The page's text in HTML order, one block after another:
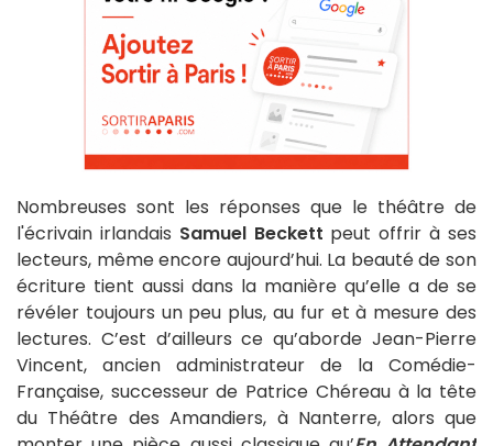
Nombreuses sont les réponses que le théâtre de
l'écrivain irlandais Samuel Beckett peut offrir à ses
lecteurs, même encore aujourd’hui. La beauté de son
écriture tient aussi dans la manière qu’elle a de se
révéler toujours un peu plus, au fur et à mesure des
lectures. C’est d’ailleurs ce qu’aborde Jean-Pierre
Vincent, ancien administrateur de la Comédie-
Française, successeur de Patrice Chéreau à la tête
du Théâtre des Amandiers, à Nanterre, alors que